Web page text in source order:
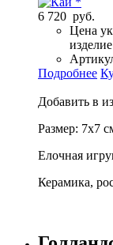
6 720 руб.
Цена
изделие
Подробнее
Добавить в
Размер: 7х7
Елочная
Керамика,